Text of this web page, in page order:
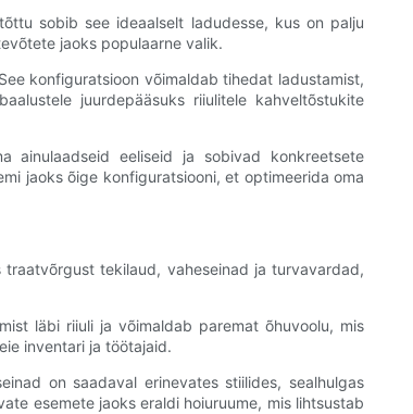
sobib see ideaalselt ladudesse, kus on palju
jaoks populaarne valik.
konfiguratsioon võimaldab tihedat ladustamist,
juurdepääsuks riiulitele kahveltõstukite
ainulaadseid eeliseid ja sobivad konkreetsete
jaoks õige konfiguratsiooni, et optimeerida oma
tekilaud, vaheseinad ja turvavardad,
läbi riiuli ja võimaldab paremat õhuvoolu, mis
inventari ja töötajaid.
on saadaval erinevates stiilides, sealhulgas
esemete jaoks eraldi hoiuruume, mis lihtsustab